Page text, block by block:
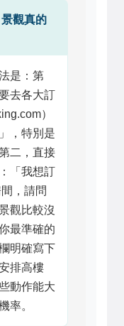
觀真的
是：第
去各大訂
）
，特別是
二，直接
「我想訂
，請問
觀比較沒
最準確的
明確寫下
排高樓
動作能大
率。